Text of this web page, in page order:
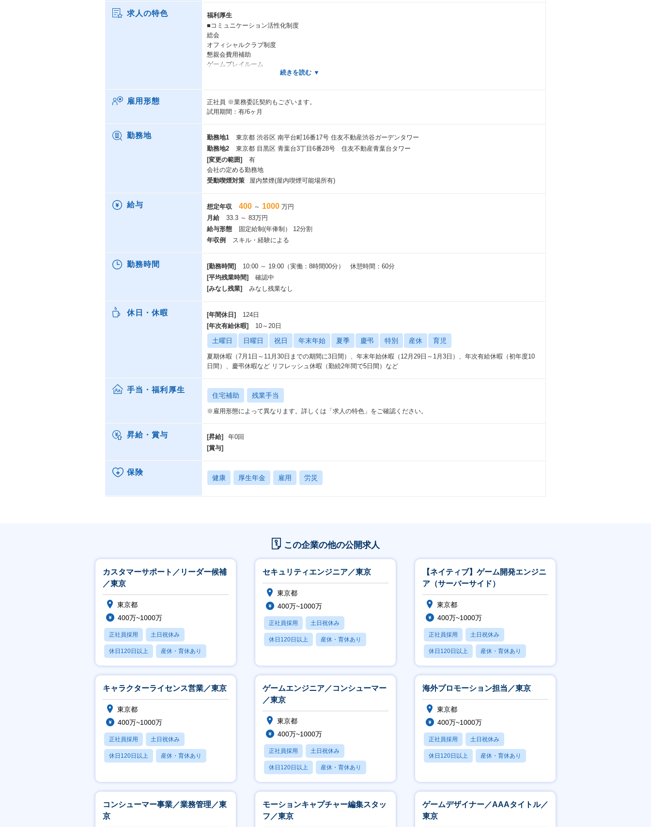
求人の特色
福利厚生
■コミュニケーション活性化制度
総会
オフィシャルクラブ制度
懇親会費用補助
ゲームプレイルーム
CyStudy
スキルサーズデー
■健康サポート・補助制度
インフルエンザワクチン接種
社内常設の整体
ソフトドリンク無料
ランチ補助
■手当/その他（正社員向け）
家賃補助制度（2駅ルール・どこでもルール）
引越手当
■その他
※業務委託契約の場合、福利厚生はこの限りではありません。
雇用形態 正社員 ※業務委託契約もございます。
試用期間：有/6ヶ月
勤務地 勤務地1
東京都 渋谷区 南平台町16番17号 住友不動産渋谷ガーデンタワー
勤務地2
東京都 目黒区 青葉台3丁目6番28号 住友不動産青葉台タワー
[変更の範囲]
有
会社の定める勤務地
受動喫煙対策
屋内禁煙(屋内喫煙可能場所有)
給与 想定年収 400 ～ 1000 万円
月給
33.3 ～ 83万円
給与形態
固定給制(年俸制） 12分割
年収例
スキル・経験による
勤務時間 [勤務時間]
10:00 ～ 19:00（実働：8時間00分） 休憩時間：60分
[平均残業時間]
確認中
[みなし残業]
みなし残業なし
休日・休暇 [年間休日]
124日
[年次有給休暇]
10～20日
土曜日 日曜日 祝日 年末年始 夏季 慶弔 特別 産休 育児
夏期休暇（7月1日～11月30日までの期間に3日間）、年末年始休暇（12月29日～1月3日）、年次有給休暇（初年度10
日間）、慶弔休暇など リフレッシュ休暇（勤続2年間で5日間）など
手当・福利厚生
住宅補助 残業手当
※雇用形態によって異なります。詳しくは「求人の特色」をご確認ください。
昇給・賞与 [昇給]
年0回
[賞与]
保険
健康 厚生年金 雇用 労災
この企業の他の公開求人
カスタマーサポート／リーダー候補
／東京
東京都
400万~1000万
正社員採用 土日祝休み
休日120日以上 産休・育休あり
月残業20時間以内
セキュリティエンジニア／東京
東京都
400万~1000万
正社員採用 土日祝休み
休日120日以上 産休・育休あり
【ネイティブ】ゲーム開発エンジニ
ア（サーバーサイド）
東京都
400万~1000万
正社員採用 土日祝休み
休日120日以上 産休・育休あり
学歴不問
キャラクターライセンス営業／東京
東京都
400万~1000万
正社員採用 土日祝休み
休日120日以上 産休・育休あり
ゲームエンジニア／コンシューマー
／東京
東京都
400万~1000万
正社員採用 土日祝休み
休日120日以上 産休・育休あり
月残業20時間以内
海外プロモーション担当／東京
東京都
400万~1000万
正社員採用 土日祝休み
休日120日以上 産休・育休あり
コンシューマー事業／業務管理／東
京
モーションキャプチャー編集スタッ
フ／東京
ゲームデザイナー／AAAタイトル／
東京